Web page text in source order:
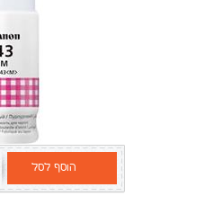
הוסף לסל